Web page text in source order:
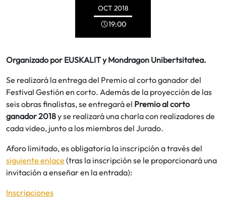
OCT 2018
19:00
Organizado por EUSKALIT y Mondragon Unibertsitatea.
Se realizará la entrega del Premio al corto ganador del
Festival Gestión en corto. Además de la proyección de las
seis obras finalistas, se entregará el Premio al corto
ganador 2018y se realizará una charla con realizadores de
cada video, junto a los miembros del Jurado.
Aforo limitado, es obligatoria la inscripción a través del
siguiente enlace (tras la inscripción se le proporcionará una
invitación a enseñar en la entrada):
Inscripciones